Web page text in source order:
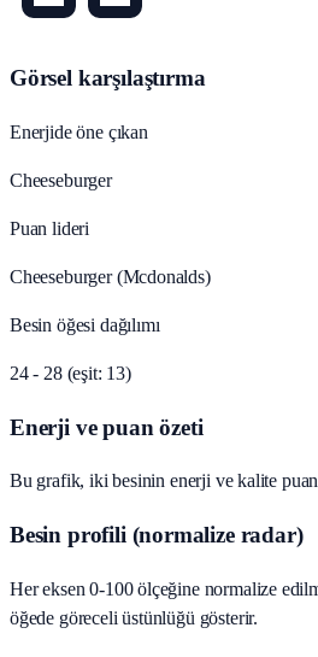
Görsel karşılaştırma
Enerjide öne çıkan
Cheeseburger
Puan lideri
Cheeseburger (Mcdonalds)
Besin öğesi dağılımı
24 - 28 (eşit: 13)
Enerji ve puan özeti
Bu grafik, iki besinin enerji ve kalite
Besin profili (normalize radar)
Her eksen 0-100 ölçeğine normalize
öğede göreceli üstünlüğü gösterir.